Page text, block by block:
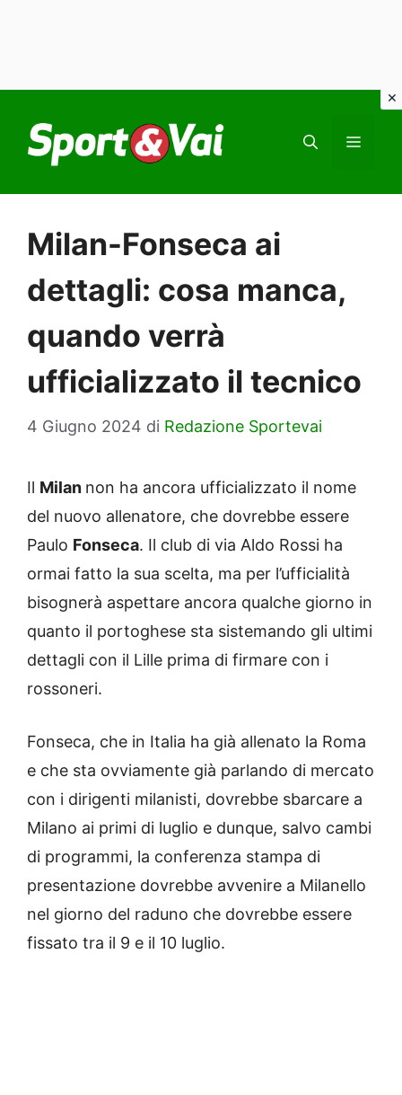
contenuto
Milan-Fonseca ai
dettagli: cosa manca,
quando verrà
ufficializzato il tecnico
4 Giugno 2024 di Redazione Sportevai
Il Milan non ha ancora ufficializzato il nome
del nuovo allenatore, che dovrebbe essere
Paulo Fonseca. Il club di via Aldo Rossi ha
ormai fatto la sua scelta, ma per l’ufficialità
bisognerà aspettare ancora qualche giorno in
quanto il portoghese sta sistemando gli ultimi
dettagli con il Lille prima di firmare con i
rossoneri.
Fonseca, che in Italia ha già allenato la Roma
e che sta ovviamente già parlando di mercato
con i dirigenti milanisti, dovrebbe sbarcare a
Milano ai primi di luglio e dunque, salvo cambi
di programmi, la conferenza stampa di
presentazione dovrebbe avvenire a Milanello
nel giorno del raduno che dovrebbe essere
fissato tra il 9 e il 10 luglio.